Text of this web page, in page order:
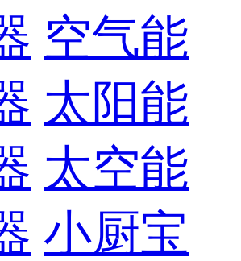
空气能
太阳能
太空能
小厨宝